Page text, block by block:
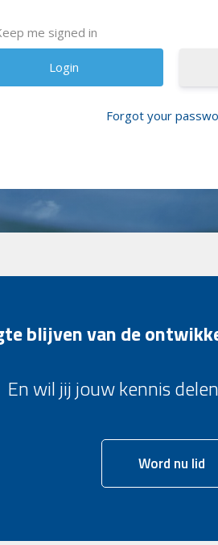
me signed in
Forgot your
blijven van de
En wil jij jouw kennis
Word nu lid